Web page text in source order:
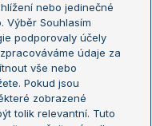
nebo jedinečné
Výběr Souhlasím
podporovaly účely
údaje za
vše nebo
Pokud jsou
zobrazené
tolik relevantní. Tuto